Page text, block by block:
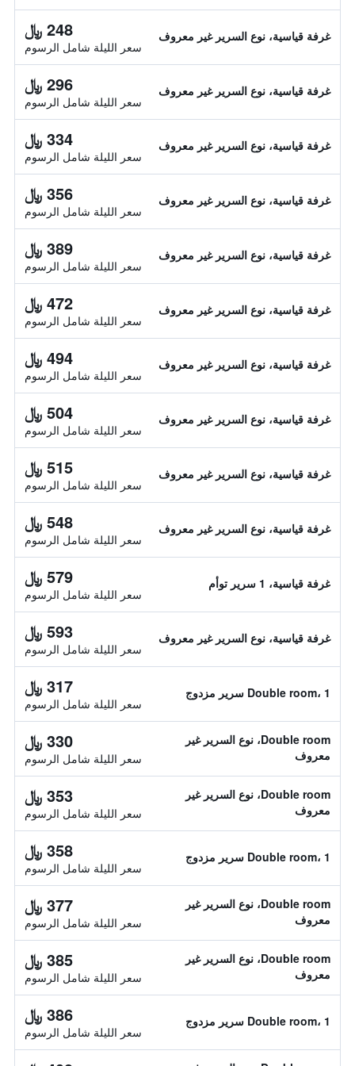
غرفة قياسية، نوع السرير غير معروف 248 ﷼
سعر الليلة شامل الرسوم
غرفة قياسية، نوع السرير غير معروف 296 ﷼
سعر الليلة شامل الرسوم
غرفة قياسية، نوع السرير غير معروف 334 ﷼
سعر الليلة شامل الرسوم
غرفة قياسية، نوع السرير غير معروف 356 ﷼
سعر الليلة شامل الرسوم
غرفة قياسية، نوع السرير غير معروف 389 ﷼
سعر الليلة شامل الرسوم
غرفة قياسية، نوع السرير غير معروف 472 ﷼
سعر الليلة شامل الرسوم
غرفة قياسية، نوع السرير غير معروف 494 ﷼
سعر الليلة شامل الرسوم
غرفة قياسية، نوع السرير غير معروف 504 ﷼
سعر الليلة شامل الرسوم
غرفة قياسية، نوع السرير غير معروف 515 ﷼
سعر الليلة شامل الرسوم
غرفة قياسية، نوع السرير غير معروف 548 ﷼
سعر الليلة شامل الرسوم
غرفة قياسية، 1 سرير توأم 579 ﷼
سعر الليلة شامل الرسوم
غرفة قياسية، نوع السرير غير معروف 593 ﷼
سعر الليلة شامل الرسوم
Double room، 1 سرير مزدوج 317 ﷼
سعر الليلة شامل الرسوم
Double room، نوع السرير غير
معروف
330 ﷼
سعر الليلة شامل الرسوم
Double room، نوع السرير غير
معروف
353 ﷼
سعر الليلة شامل الرسوم
Double room، 1 سرير مزدوج 358 ﷼
سعر الليلة شامل الرسوم
Double room، نوع السرير غير
معروف
377 ﷼
سعر الليلة شامل الرسوم
Double room، نوع السرير غير
معروف
385 ﷼
سعر الليلة شامل الرسوم
Double room، 1 سرير مزدوج 386 ﷼
سعر الليلة شامل الرسوم